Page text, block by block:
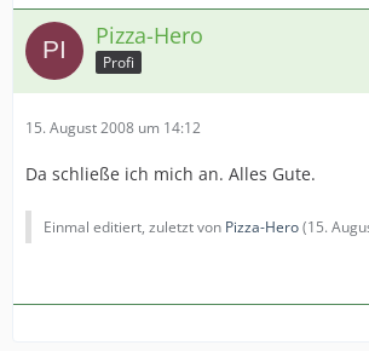
Pizza-Hero
Profi
15. August 2008 um 14:12
Da schließe ich mich an. Alles Gute.
Einmal editiert, zuletzt von Pizza-Hero(15.